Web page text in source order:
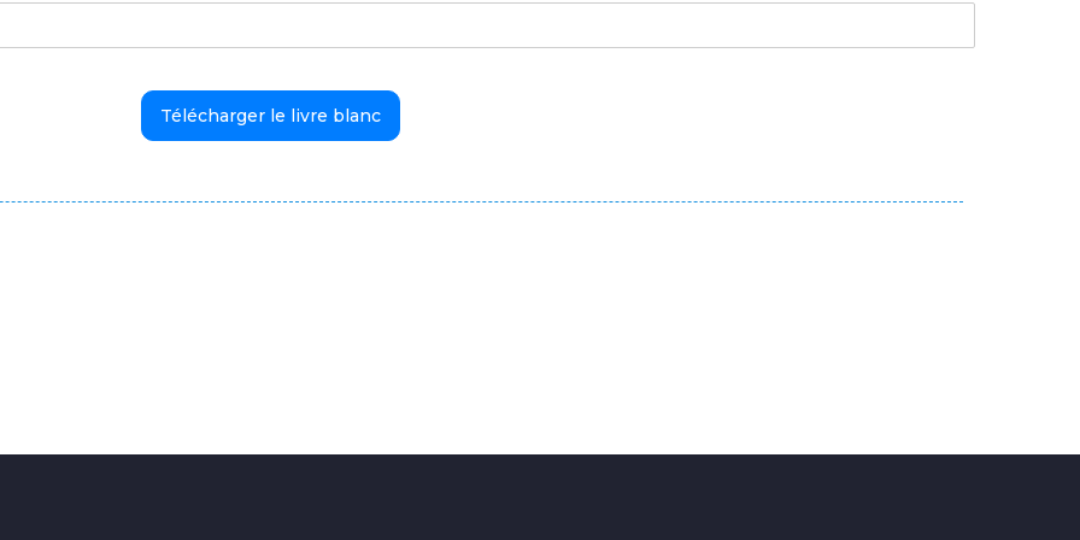
Télécharger le livre blanc